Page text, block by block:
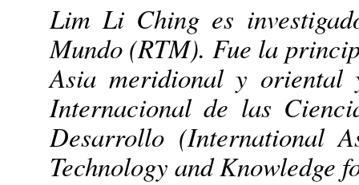
Lim Li Ching es
Mundo (RTM). Fue la
Asia meridional y oriental
Internacional de las
Desarrollo (International
Technology and Knowledge